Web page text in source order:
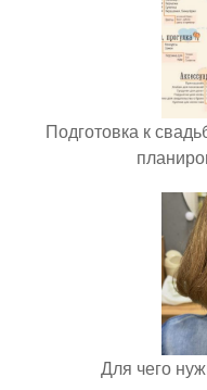
Подготовка к
Для чего